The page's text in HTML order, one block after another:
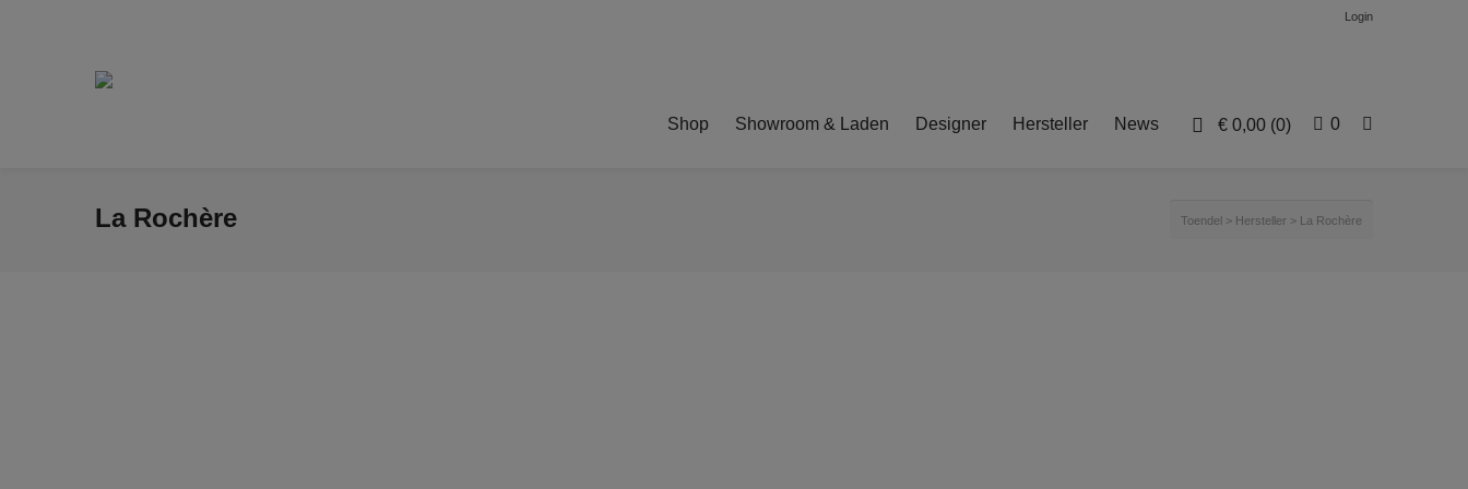
Login
€ 0,00 (0) 0
Shop Showroom & Laden Designer Hersteller News
La Rochère Toendel > Hersteller > La Rochère